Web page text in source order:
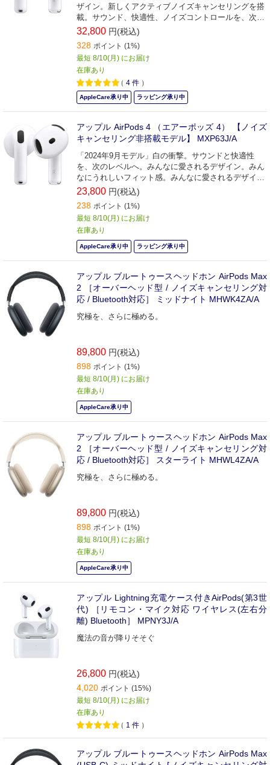
ザイン。新しくアクティブノイズキャンセリングを搭
載。サウンド、快適性、ノイズコントロールを、次の
レベルへ。みんなに愛されるデザイン。みんなにうれ
しいフィット感。
32,800 円(税込)
328 ポイント (1%)
最短 8/10(月) にお届け
在庫あり
（ 4 件 ）
AppleCare承り中 ラッピング承り中
アップル AirPods 4 （エアーポッズ 4） 【ノイズ
キャンセリング非搭載モデル】 MXP63J/A
「2024年9月モデル」白の衝撃。サウンドと快適性
を、次のレベルへ。みんなに愛されるデザイン。みん
なにうれしいフィット感。みんなに愛されるデザイ
ン。驚くようなサウンド。
23,800 円(税込)
238 ポイント (1%)
最短 8/10(月) にお届け
在庫あり
AppleCare承り中 ラッピング承り中
アップル ブルートゥースヘッドホン AirPods Max
2 ［オーバーヘッド型 / ノイズキャンセリング対
応 / Bluetooth対応］ ミッドナイト MHWK4ZA/A
究極を、さらに極める。
89,800 円(税込)
898 ポイント (1%)
最短 8/10(月) にお届け
在庫あり
AppleCare承り中
アップル ブルートゥースヘッドホン AirPods Max
2 ［オーバーヘッド型 / ノイズキャンセリング対
応 / Bluetooth対応］ スターライト MHWL4ZA/A
究極を、さらに極める。
89,800 円(税込)
898 ポイント (1%)
最短 8/10(月) にお届け
在庫あり
AppleCare承り中
アップル Lightning充電ケース付きAirPods(第3世
代) ［リモコン・マイク対応 ワイヤレス(左右分
離) Bluetooth］ MPNY3J/A
魔法の音が降りそそぐ
26,800 円(税込)
4,020 ポイント (15%)
最短 8/10(月) にお届け
在庫あり
（ 1 件 ）
アップル ブルートゥースヘッドホン AirPods Max